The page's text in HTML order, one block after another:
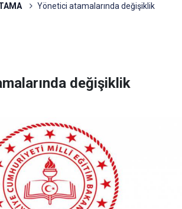
Yönetici atamalarında değişiklik
değişiklik